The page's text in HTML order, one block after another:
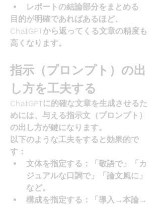
レポートの結論部分をまとめる
目的が明確であればあるほど、
ChatGPTから返ってくる文章の精度も
高くなります。
指示（プロンプト）の出
し方を工夫する
ChatGPTに的確な文章を生成させるた
めには、与える指示文（プロンプト）
の出し方が鍵になります。
以下のような工夫をすると効果的で
す：
文体を指定する ：「敬語で」「カ
ジュアルな口調で」「論文風に」
など。
構成を指定する ：「導入→本論→